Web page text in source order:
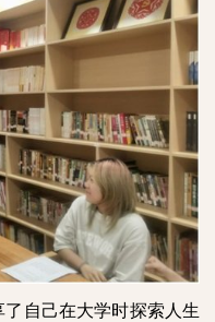
自己在大学时探索人生